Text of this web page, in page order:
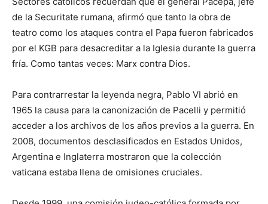
de la Securitate rumana, afirmó que tanto la obra de
teatro como los ataques contra el Papa fueron fabricados
por el KGB para desacreditar a la Iglesia durante la guerra
fría. Como tantas veces: Marx contra Dios.
Para contrarrestar la leyenda negra, Pablo VI abrió en
1965 la causa para la canonización de Pacelli y permitió
acceder a los archivos de los años previos a la guerra. En
2008, documentos desclasificados en Estados Unidos,
Argentina e Inglaterra mostraron que la colección
vaticana estaba llena de omisiones cruciales.